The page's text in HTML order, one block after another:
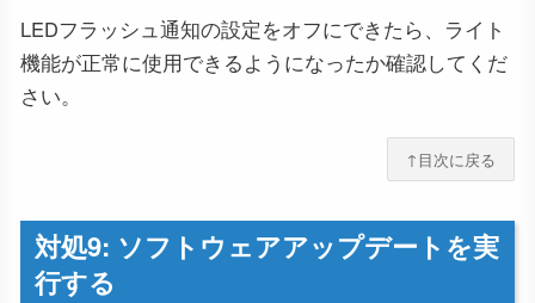
LEDフラッシュ通知の設定をオフにできたら、ライト
機能が正常に使用できるようになったか確認してくだ
さい。
↑目次に戻る
対処9: ソフトウェアアップデートを実
行する